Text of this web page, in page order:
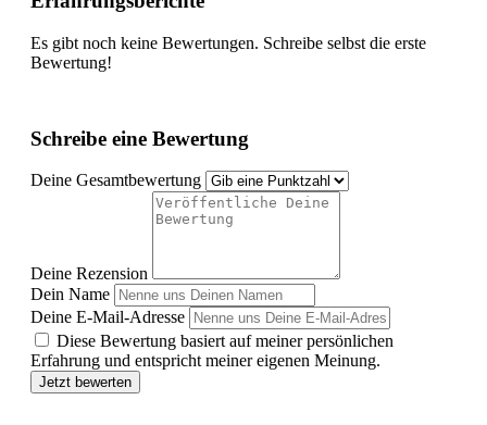
Es gibt noch keine Bewertungen. Schreibe selbst die erste
Bewertung!
Schreibe eine Bewertung
Deine Gesamtbewertung
Deine Rezension
Dein Name
Deine E-Mail-Adresse
Diese Bewertung basiert auf meiner persönlichen
Erfahrung und entspricht meiner eigenen Meinung.
Jetzt bewerten